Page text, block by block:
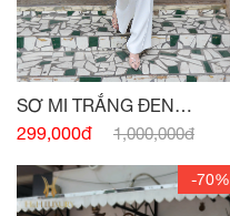
SƠ MI TRẮNG ĐEN
PEPLUM NƠ EO
299,000đ 1,000,000đ
-70%